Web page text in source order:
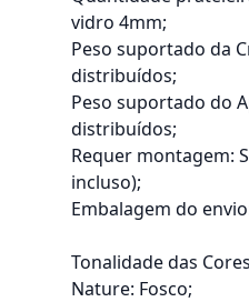
vidro 4mm;
Peso suportado da
distribuídos;
Peso suportado do
distribuídos;
Requer montagem:
incluso);
Embalagem do
Tonalidade das
Nature: Fosco;